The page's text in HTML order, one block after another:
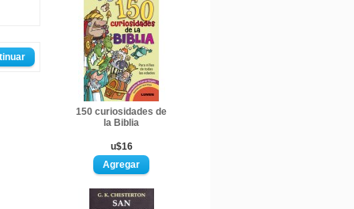
150 curiosidades de
la Biblia
u$16